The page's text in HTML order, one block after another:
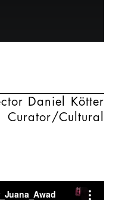
Daniel Kötter
Cultural